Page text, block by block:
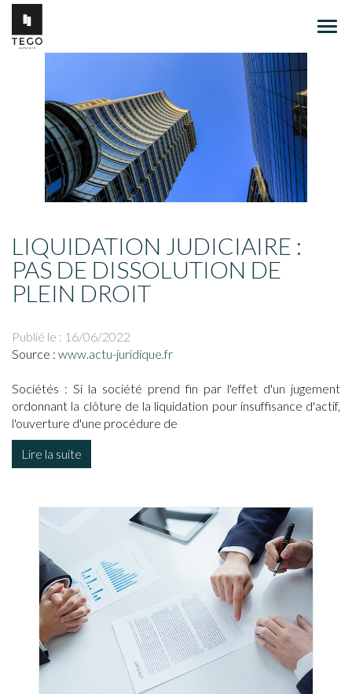
LIQUIDATION JUDICIAIRE :
PAS DE DISSOLUTION DE
PLEIN DROIT
Publié le : 16/06/2022
Source : www.actu-juridique.fr
Sociétés : Si la société prend fin par l'effet d'un jugement
ordonnant la clôture de la liquidation pour insuffisance d'actif,
l'ouverture d'une procédure de
Lire la suite